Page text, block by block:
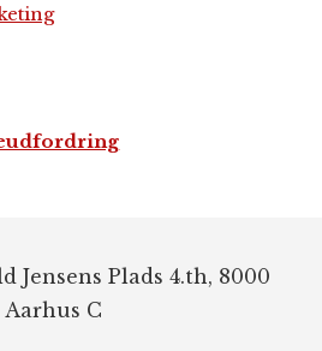
Jensens Plads 4.th, 8000
Aarhus C